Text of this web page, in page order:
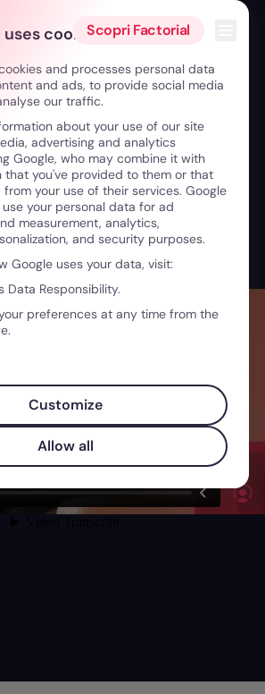
Scopri Factorial
reinventarsi con gusto
cookies
cookies and processes personal data
and ads, to provide social media
our traffic.
about your use of our site
advertising and analytics
Google, who may combine it with
that you've provided to them or that
your use of their services. Google
your personal data for ad
measurement, analytics,
and security purposes.
Google uses your data, visit:
Data Responsibility.
preferences at any time from the
Customize
Allow all